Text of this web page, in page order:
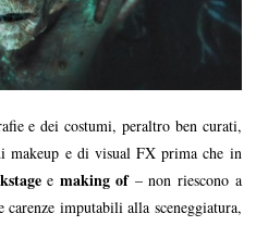
e dei costumi, peraltro ben curati,
makeup e di visual FX prima che in
e making of– non riescono a
imputabili alla sceneggiatura,